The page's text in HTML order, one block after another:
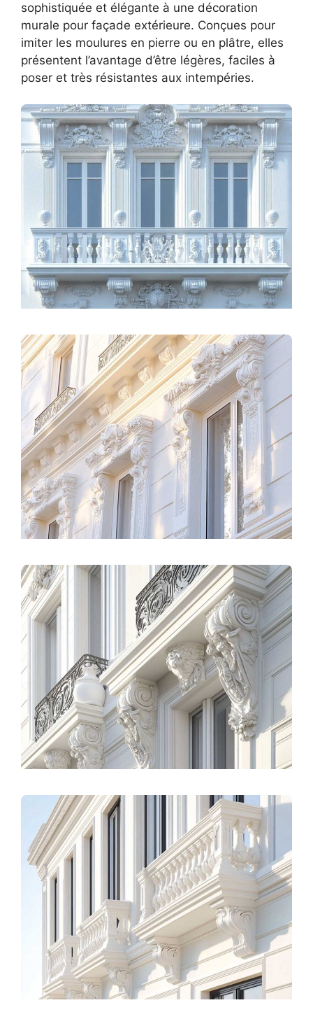
sophistiquée et élégante à une décoration
murale pour façade extérieure. Conçues pour
imiter les moulures en pierre ou en plâtre, elles
présentent l’avantage d’être légères, faciles à
poser et très résistantes aux intempéries.